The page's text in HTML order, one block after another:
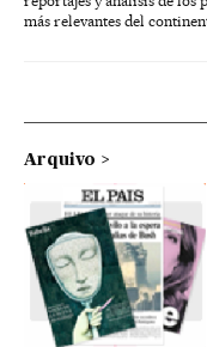
más relevantes del
Arquivo